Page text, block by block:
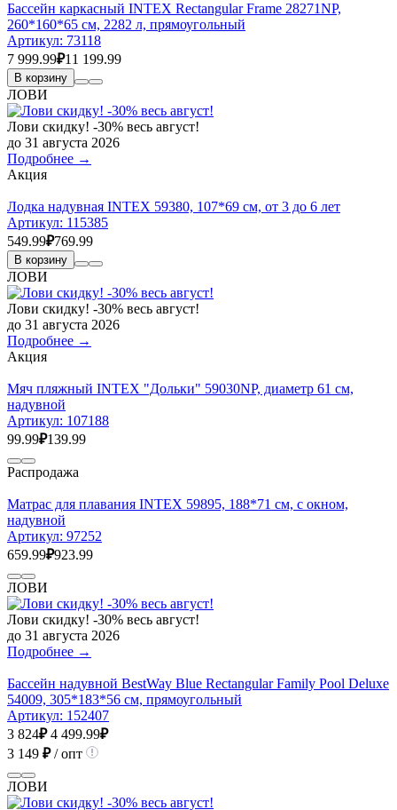
Бассейн каркасный INTEX Rectangular Frame 28271NP,
260*160*65 см, 2282 л, прямоугольный
Артикул: 73118
7 999.99₽11 199.99
В корзину
ЛОВИ
Лови скидку! -30% весь август!
до 31 августа 2026
Подробнее →
Акция
Лодка надувная INTEX 59380, 107*69 см, от 3 до 6 лет
Артикул: 115385
549.99₽769.99
В корзину
ЛОВИ
Лови скидку! -30% весь август!
до 31 августа 2026
Подробнее →
Акция
Мяч пляжный INTEX "Дольки" 59030NP, диаметр 61 см,
надувной
Артикул: 107188
99.99₽139.99
Распродажа
Матрас для плавания INTEX 59895, 188*71 см, с окном,
надувной
Артикул: 97252
659.99₽923.99
ЛОВИ
Лови скидку! -30% весь август!
до 31 августа 2026
Подробнее →
Бассейн надувной BestWay Blue Rectangular Family Pool Deluxe
54009, 305*183*56 см, прямоугольный
Артикул: 152407
3 824₽ 4 499.99₽
3 149 ₽/ опт
ЛОВИ